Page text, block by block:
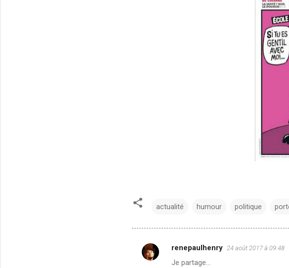
actualité humour politique
C
renepaulhenry 24 août 2017 à 09:48
Je partage...